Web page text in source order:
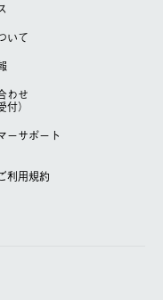
いて
わせ
付）
ーサポート
利用規約